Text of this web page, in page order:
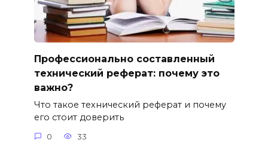
Профессионально составленный
технический реферат: почему это
важно?
Что такое технический реферат и почему
его стоит доверить
0 33